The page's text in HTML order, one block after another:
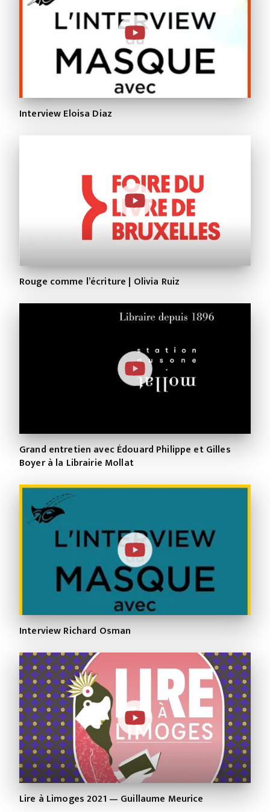
Interview Eloisa Diaz
Rouge comme l’écriture | Olivia Ruiz
Grand entretien avec Édouard Philippe et Gilles
Boyer à la Librairie Mollat
Interview Richard Osman
Lire à Limoges 2021 — Guillaume Meurice